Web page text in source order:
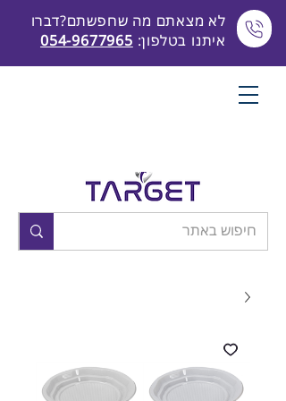
לא מצאתם מה שחפשתם?דברו
איתנו בטלפון: 054-9677965